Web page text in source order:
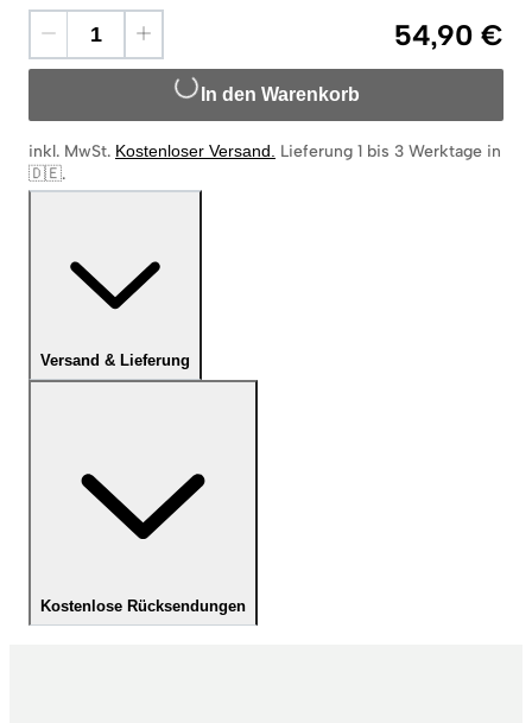
54,90 €
In den Warenkorb
inkl. MwSt. Kostenloser Versand. Lieferung 1 bis 3 Werktage in
🇩🇪.
Versand & Lieferung
Kostenlose Rücksendungen